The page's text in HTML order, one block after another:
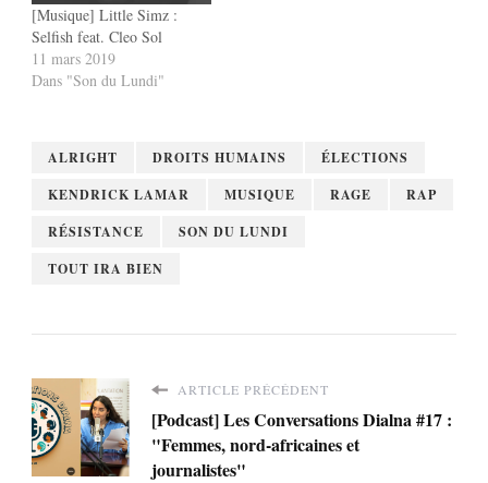
[Musique] Little Simz :
Selfish feat. Cleo Sol
11 mars 2019
Dans "Son du Lundi"
ALRIGHT DROITS HUMAINS
ÉLECTIONS
KENDRICK LAMAR
MUSIQUE RAGE
RAP
RÉSISTANCE
SON DU LUNDI
TOUT IRA BIEN
ARTICLE PRÉCÉDENT
[Podcast] Les Conversations Dialna #17 :
"Femmes, nord-africaines et
journalistes"